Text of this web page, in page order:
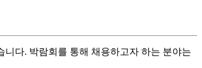
다. 박람회를 통해 채용하고자 하는 분야는